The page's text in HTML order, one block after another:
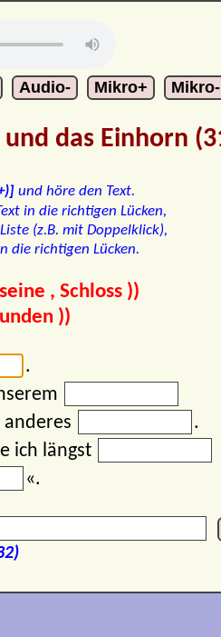
und das Einhorn
und höre den Text.
in die richtigen Lücken,
(z.B. mit Doppelklick),
die richtigen Lücken.
, Schloss ))
))
.
anderes
.
ich längst
«.